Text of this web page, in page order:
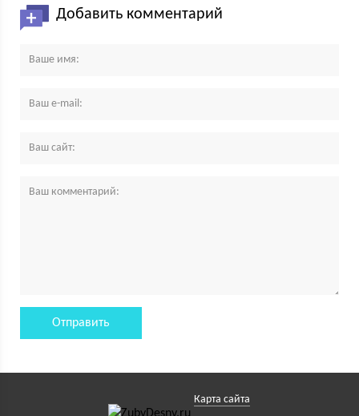
Добавить комментарий
Карта сайта